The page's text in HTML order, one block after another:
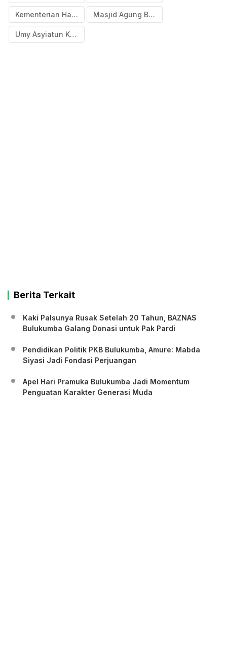
Kementerian Haji dan Umrah Masjid Agung Bulukumba
Umy Asyiatun Khadijah
Berita Terkait
Kaki Palsunya Rusak Setelah 20 Tahun, BAZNAS
Bulukumba Galang Donasi untuk Pak Pardi
Pendidikan Politik PKB Bulukumba, Amure: Mabda
Siyasi Jadi Fondasi Perjuangan
Apel Hari Pramuka Bulukumba Jadi Momentum
Penguatan Karakter Generasi Muda